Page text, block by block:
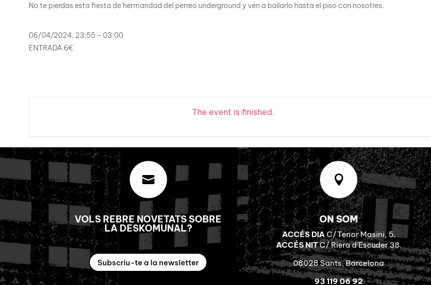
No te pierdas esta fiesta de hermandad del perreo underground y ven a bailarlo hasta el piso con nosotres.
06/04/2024. 23:55 – 03:00
ENTRADA 6€
The event is finished.

VOLS REBRE NOVETATS SOBRE
LA DESKOMUNAL?
Subscriu-te a la newsletter

ON SOM
ACCÉS DIA C/Tenor Masini, 5.
ACCÉS NITC/ Riera d’Escuder 38.
08028 Sants, Barcelona
93 119 06 92